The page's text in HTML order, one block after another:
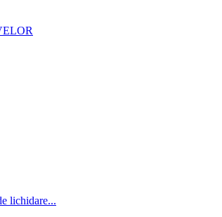
lichidare...